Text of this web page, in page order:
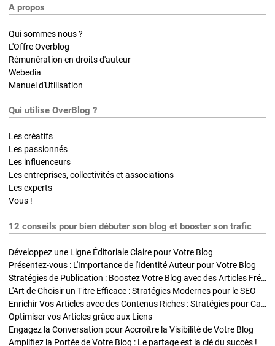
A propos
Qui sommes nous ?
L'Offre Overblog
Rémunération en droits d'auteur
Webedia
Manuel d'Utilisation
Qui utilise OverBlog ?
Les créatifs
Les passionnés
Les influenceurs
Les entreprises, collectivités et associations
Les experts
Vous !
12 conseils pour bien débuter son blog et booster son trafic
Développez une Ligne Éditoriale Claire pour Votre Blog
Présentez-vous : L'Importance de l'Identité Auteur pour Votre Blog
Stratégies de Publication : Boostez Votre Blog avec des Articles Fréquents et Exclusifs
L'Art de Choisir un Titre Efficace : Stratégies Modernes pour le SEO
Enrichir Vos Articles avec des Contenus Riches : Stratégies pour Captiver et Optimiser
Optimiser vos Articles grâce aux Liens
Engagez la Conversation pour Accroître la Visibilité de Votre Blog
Amplifiez la Portée de Votre Blog : Le partage est la clé du succès !